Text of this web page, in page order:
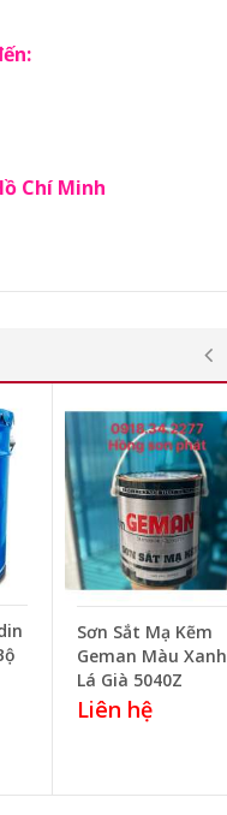
Chí Minh
Sơn Sắt Mạ Kẽm
Geman Màu Xanh
Lá Già 5040Z
Liên hệ